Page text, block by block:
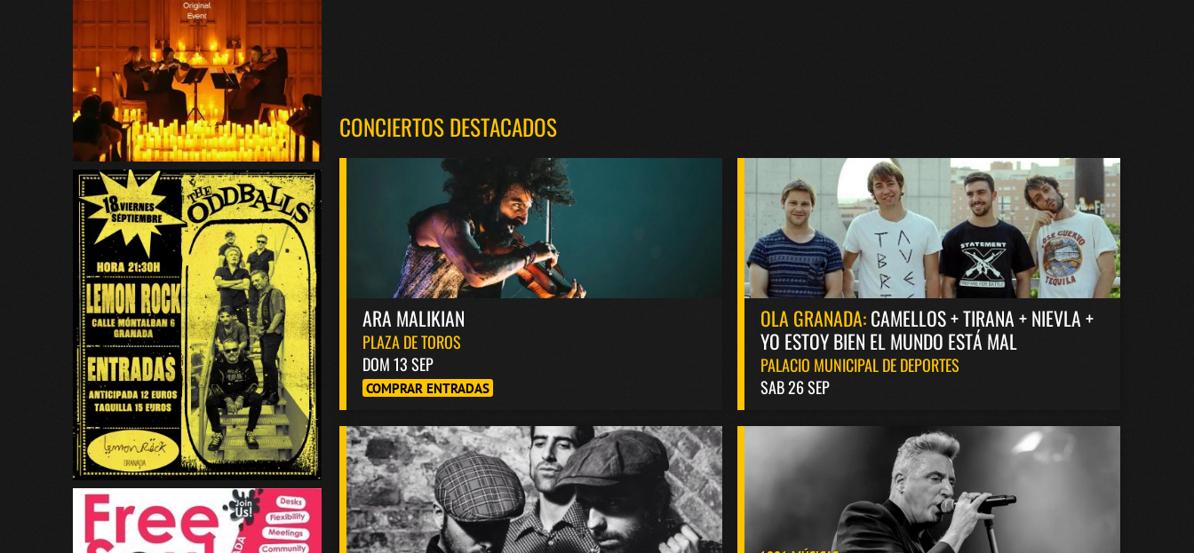
CONCIERTOS DESTACADOS
ARA MALIKIAN
PLAZA DE TOROS
DOM 13 SEP
COMPRAR ENTRADAS
OLA GRANADA:CAMELLOS + TIRANA + NIEVLA +
YO ESTOY BIEN EL MUNDO ESTÁ MAL
PALACIO MUNICIPAL DE DEPORTES
SAB 26 SEP